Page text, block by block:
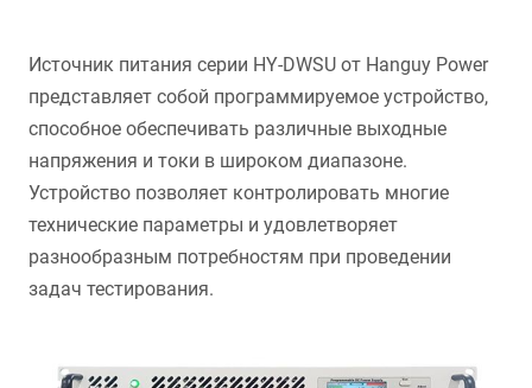
Источник питания серии HY-DWSU от Hanguy Power
представляет собой программируемое устройство,
способное обеспечивать различные выходные
напряжения и токи в широком диапазоне.
Устройство позволяет контролировать многие
технические параметры и удовлетворяет
разнообразным потребностям при проведении
задач тестирования.